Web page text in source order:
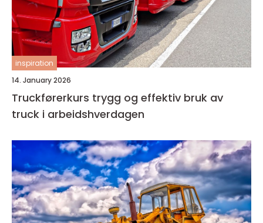
inspiration
14. January 2026
Truckførerkurs trygg og effektiv bruk av
truck i arbeidshverdagen